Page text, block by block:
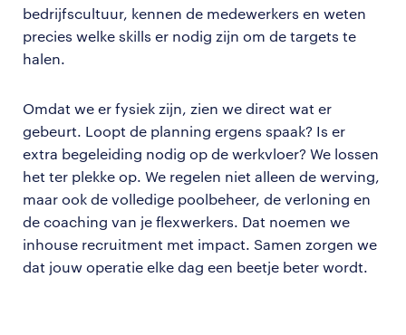
bedrijfscultuur, kennen de medewerkers en weten
precies welke skills er nodig zijn om de targets te
halen.
Omdat we er fysiek zijn, zien we direct wat er
gebeurt. Loopt de planning ergens spaak? Is er
extra begeleiding nodig op de werkvloer? We lossen
het ter plekke op. We regelen niet alleen de werving,
maar ook de volledige poolbeheer, de verloning en
de coaching van je flexwerkers. Dat noemen we
inhouse recruitment met impact. Samen zorgen we
dat jouw operatie elke dag een beetje beter wordt.